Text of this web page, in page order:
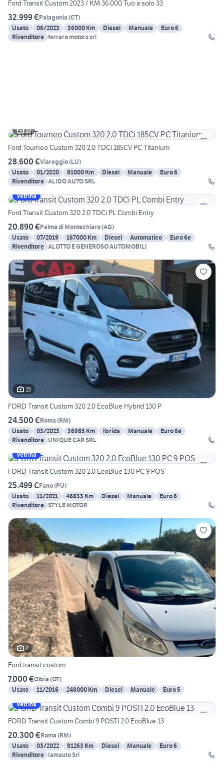
Ford Transit Custom 2023 / KM 36.000 Tuo a solo 33
32.999 €Palagonia (CT)
Usato
06/2023 36000 Km Diesel Manuale
Euro 6
Rivenditore ferraro motors srl
19
Ford Tourneo Custom 320 2.0 TDCi 185CV PC Titanium
28.600 €Viareggio(LU)
Usato
01/2020 91000 Km Diesel Manuale
Euro 6
Rivenditore ALIDO AUTO SRL
Vetrina
Ford Transit Custom 320 2.0 TDCi PL Combi Entry
20.890 €Palma di Montechiaro(AG)
Usato
07/2019 167000 Km Diesel Automatico
Euro 6e
Rivenditore ALOTTO E GENEROSO AUTOMOBILI
15
FORD Transit Custom 320 2.0 EcoBlue Hybrid 130 P
24.500 €Roma (RM)
Usato
03/2023 36985 Km Ibrida Manuale
Euro 6e
Rivenditore UNIQUE CAR SRL
Vetrina
FORD Transit Custom 320 2.0 EcoBlue 130 PC 9 POS
25.499 €Fano(PU)
Usato
11/2021 46833 Km Diesel Manuale
Euro 6
Rivenditore STYLE MOTOR
2
Ford transit custom
7.000 €Olbia (OT)
Usato
11/2016 248000 Km Diesel Manuale
Euro 5
Vetrina
FORD Transit Custom Combi 9 POSTI 2.0 EcoBlue 13
20.300 €Roma (RM)
Usato
03/2022 91263 Km Diesel Manuale
Euro 6
Rivenditore Iamauto Srl